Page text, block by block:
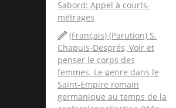
Sabord: Appel à courts-
métrages
(Français) (Parution) S.
Chapuis-Després, Voir et
penser le corps des
femmes. Le genre dans le
Saint-Empire romain
germanique au temps de la